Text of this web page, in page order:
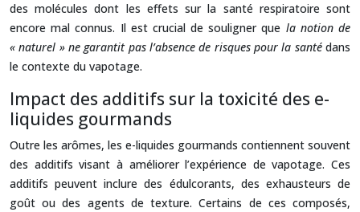
des molécules dont les effets sur la santé respiratoire sont
encore mal connus. Il est crucial de souligner que la notion de
« naturel » ne garantit pas l’absence de risques pour la santé dans
le contexte du vapotage.
Impact des additifs sur la toxicité des e-
liquides gourmands
Outre les arômes, les e-liquides gourmands contiennent souvent
des additifs visant à améliorer l’expérience de vapotage. Ces
additifs peuvent inclure des édulcorants, des exhausteurs de
goût ou des agents de texture. Certains de ces composés,